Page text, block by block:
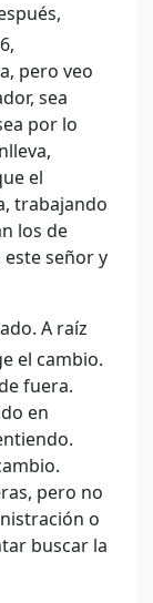
pero veo
sea
por lo
el
trabajando
los de
señor y
A raíz
el cambio.
fuera.
en
pero no
o
buscar la